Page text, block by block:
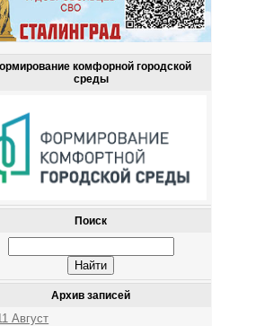
комфорной городской
среды
Поиск
Архив записей
Август